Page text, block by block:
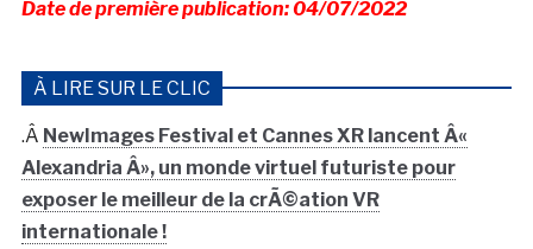
Date de première publication: 04/07/2022
À LIRE SUR LE CLIC
.Â NewImages Festival et Cannes XR lancent Â«
Alexandria Â», un monde virtuel futuriste pour
exposer le meilleur de la crÃ©ation VR
internationale !